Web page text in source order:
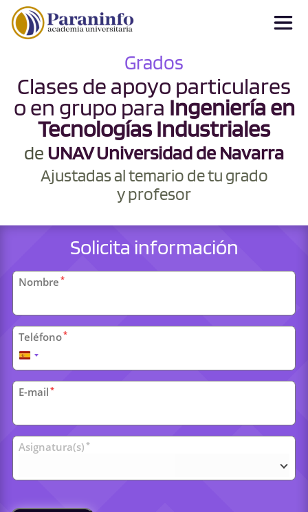
Grados
Clases de apoyo particulares
o en grupo para Ingeniería en
Tecnologías Industriales
de UNAV Universidad de Navarra
Ajustadas al temario de tu grado
y profesor
Solicita información
Datos
personales
Nombre *
Teléfono*
España
+34
E-mail *
Clases
universitarias
Asignatura(s) *